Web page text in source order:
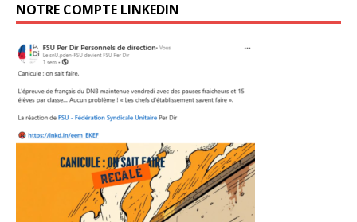
NOTRE COMPTE LINKEDIN